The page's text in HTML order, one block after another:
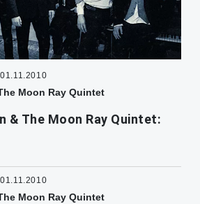
Moon Ray Quintet
& The Moon Ray Quintet:
Moon Ray Quintet